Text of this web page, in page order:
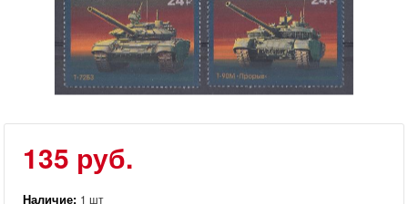
135 руб.
Наличие: 1 шт